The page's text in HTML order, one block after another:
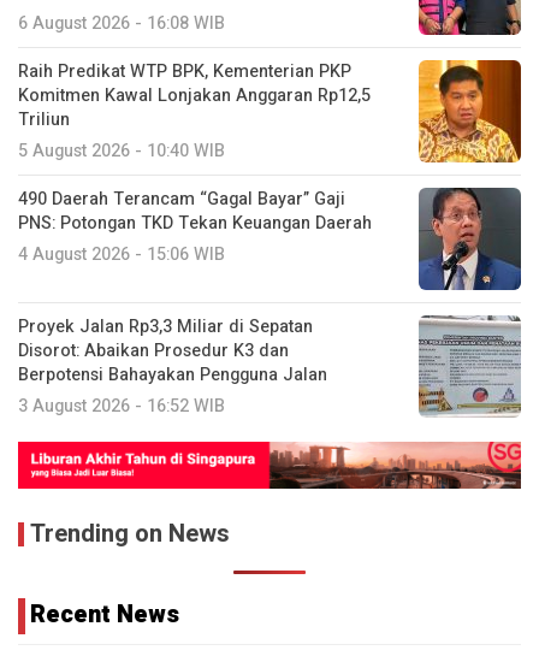
6 August 2026 - 16:08 WIB
Raih Predikat WTP BPK, Kementerian PKP
Komitmen Kawal Lonjakan Anggaran Rp12,5
Triliun
5 August 2026 - 10:40 WIB
490 Daerah Terancam “Gagal Bayar” Gaji
PNS: Potongan TKD Tekan Keuangan Daerah
4 August 2026 - 15:06 WIB
Proyek Jalan Rp3,3 Miliar di Sepatan
Disorot: Abaikan Prosedur K3 dan
Berpotensi Bahayakan Pengguna Jalan
3 August 2026 - 16:52 WIB
Trending on News
Recent News